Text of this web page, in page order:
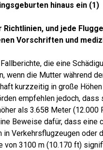
hinaus ein (1)
Richtlinien, und jede
Vorschriften und
die eine
wenn die Mutter während
kurzzeitig in große
empfehlen jedoch, dass
als 3.658 Meter (12.000
Beweise dafür, dass eine
in Verkehrsflugzeugen oder
von 3100 m (10.170 ft)